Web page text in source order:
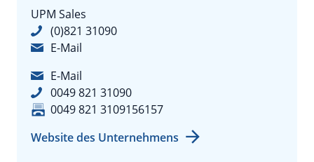
UPM Sales
(0)821 31090
E-Mail
E-Mail
0049 821 31090
0049 821 3109156157
Website des Unternehmens